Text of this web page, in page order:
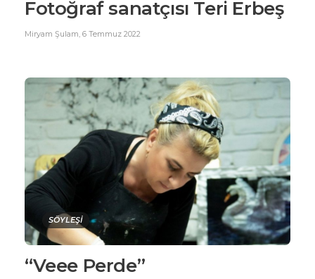
Fotoğraf sanatçısı Teri Erbeş
Miryam Şulam 6 Temmuz 2022
SÖYLEŞİ
“Veee Perde”